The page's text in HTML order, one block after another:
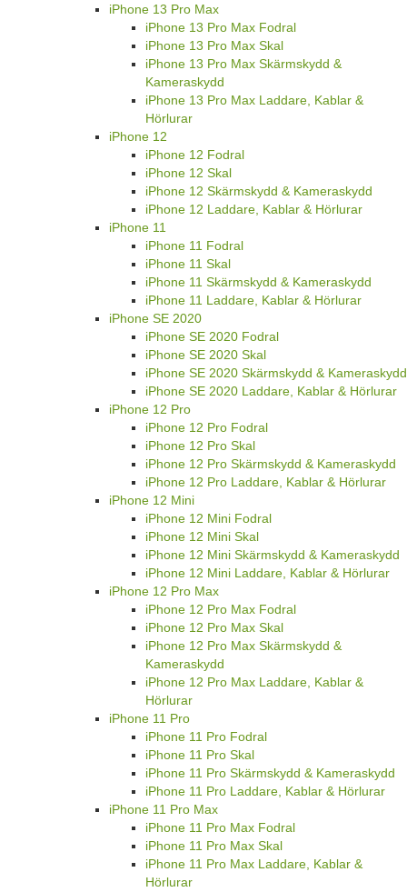
iPhone 13 Pro Max
iPhone 13 Pro Max Fodral
iPhone 13 Pro Max Skal
iPhone 13 Pro Max Skärmskydd &
Kameraskydd
iPhone 13 Pro Max Laddare, Kablar &
Hörlurar
iPhone 12
iPhone 12 Fodral
iPhone 12 Skal
iPhone 12 Skärmskydd & Kameraskydd
iPhone 12 Laddare, Kablar & Hörlurar
iPhone 11
iPhone 11 Fodral
iPhone 11 Skal
iPhone 11 Skärmskydd & Kameraskydd
iPhone 11 Laddare, Kablar & Hörlurar
iPhone SE 2020
iPhone SE 2020 Fodral
iPhone SE 2020 Skal
iPhone SE 2020 Skärmskydd & Kameraskydd
iPhone SE 2020 Laddare, Kablar & Hörlurar
iPhone 12 Pro
iPhone 12 Pro Fodral
iPhone 12 Pro Skal
iPhone 12 Pro Skärmskydd & Kameraskydd
iPhone 12 Pro Laddare, Kablar & Hörlurar
iPhone 12 Mini
iPhone 12 Mini Fodral
iPhone 12 Mini Skal
iPhone 12 Mini Skärmskydd & Kameraskydd
iPhone 12 Mini Laddare, Kablar & Hörlurar
iPhone 12 Pro Max
iPhone 12 Pro Max Fodral
iPhone 12 Pro Max Skal
iPhone 12 Pro Max Skärmskydd &
Kameraskydd
iPhone 12 Pro Max Laddare, Kablar &
Hörlurar
iPhone 11 Pro
iPhone 11 Pro Fodral
iPhone 11 Pro Skal
iPhone 11 Pro Skärmskydd & Kameraskydd
iPhone 11 Pro Laddare, Kablar & Hörlurar
iPhone 11 Pro Max
iPhone 11 Pro Max Fodral
iPhone 11 Pro Max Skal
iPhone 11 Pro Max Laddare, Kablar &
Hörlurar